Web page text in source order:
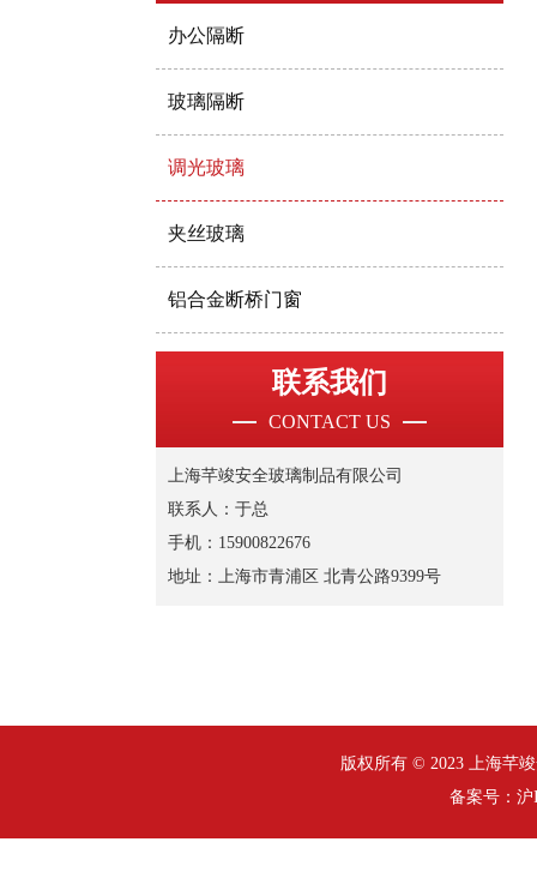
办公隔断
玻璃隔断
调光玻璃
夹丝玻璃
铝合金断桥门窗
联系我们
CONTACT US
上海芊竣安全玻璃制品有限公司
联系人：于总
手机：15900822676
地址：上海市青浦区 北青公路9399号
版权所有 © 2023 上海芊
备案号： 沪